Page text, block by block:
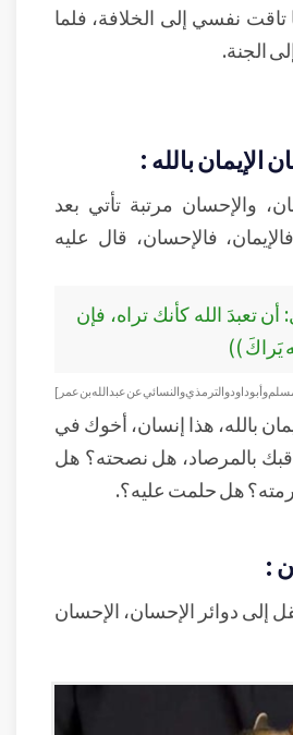
تاقت نفسي إلى الخلافة، فلما
الجنة.
الإيمان بالله :
والإحسان مرتبة تأتي بعد
فالإحسان، قال عليه
تعبدَ الله كأنك تراه، فإن
يَراكَ ))
وأبو داود والترمذي والنسائي عن عبد الله بن عمر]
بالله، هذا إنسان، أخوك في
بالمرصاد، هل نصحته؟ هل
هل حلمت عليه؟.
:
إلى دوائر الإحسان، الإحسان